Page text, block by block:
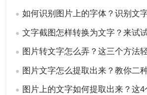
● 如何识别图片上的字体？识别文
● 文字截图怎样转换为文字？来试
● 图片转文字怎么弄？这三个方法
● 图片文字怎么提取出来？教你二种
● 图片上的文字如何提取出来？这4个